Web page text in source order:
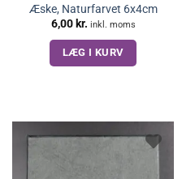
Æske, Naturfarvet 6x4cm
6,00 kr. inkl. moms
LÆG I KURV